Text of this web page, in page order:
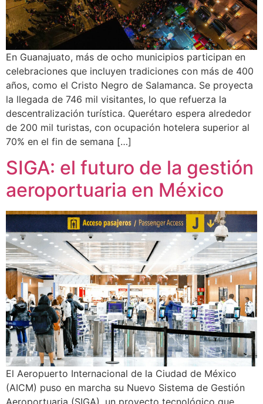
En Guanajuato, más de ocho municipios participan en
celebraciones que incluyen tradiciones con más de 400
años, como el Cristo Negro de Salamanca. Se proyecta
la llegada de 746 mil visitantes, lo que refuerza la
descentralización turística. Querétaro espera alrededor
de 200 mil turistas, con ocupación hotelera superior al
70% en el fin de semana […]
SIGA: el futuro de la gestión
aeroportuaria en México
El Aeropuerto Internacional de la Ciudad de México
(AICM) puso en marcha su Nuevo Sistema de Gestión